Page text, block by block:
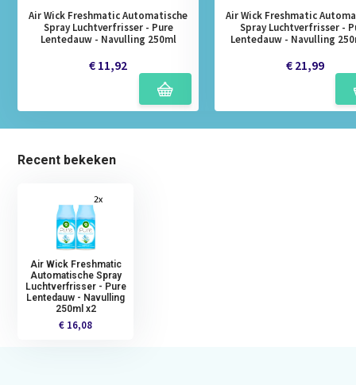
Air Wick Freshmatic Automatische
Spray Luchtverfrisser - Pure
Lentedauw - Navulling 250ml
€ 11,92
Air Wick Freshmatic
Spray Luchtverfrisser -
Lentedauw - Navulling
€ 21,99
Recent bekeken
Air Wick Freshmatic
Automatische Spray
Luchtverfrisser - Pure
Lentedauw - Navulling
250ml x2
€ 16,08